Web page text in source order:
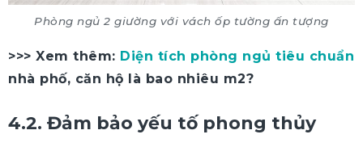
Phòng ngủ 2 giường với vách ốp tường ấn tượng
>>> Xem thêm: Diện tích phòng ngủ tiêu chuẩn
nhà phố, căn hộ là bao nhiêu m2?
4.2. Đảm bảo yếu tố phong thủy